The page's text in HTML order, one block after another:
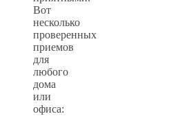
Вот
несколько
проверенных
приемов
для
любого
дома
или
офиса: